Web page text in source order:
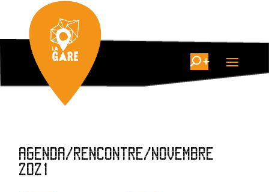
AGENDA/RENCONTRE/NOVEMBRE
2021